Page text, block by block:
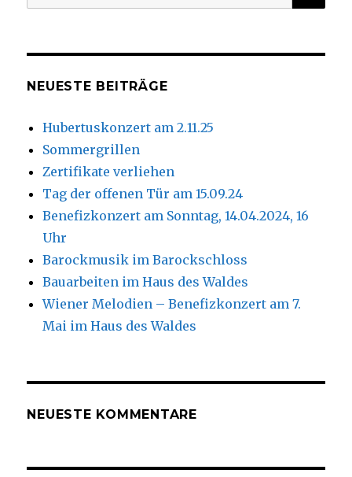
nach:
NEUESTE BEITRÄGE
Hubertuskonzert am 2.11.25
Sommergrillen
Zertifikate verliehen
Tag der offenen Tür am 15.09.24
Benefizkonzert am Sonntag, 14.04.2024, 16
Uhr
Barockmusik im Barockschloss
Bauarbeiten im Haus des Waldes
Wiener Melodien – Benefizkonzert am 7.
Mai im Haus des Waldes
NEUESTE KOMMENTARE